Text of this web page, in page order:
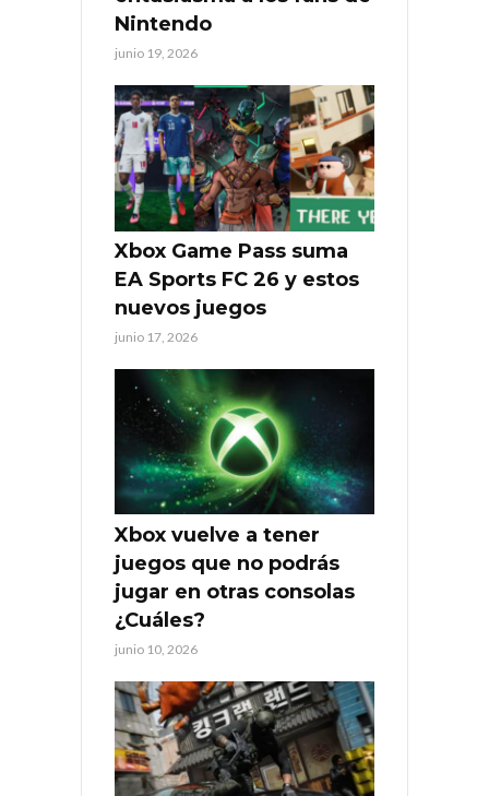
Nintendo
junio 19, 2026
Xbox Game Pass suma
EA Sports FC 26 y estos
nuevos juegos
junio 17, 2026
Xbox vuelve a tener
juegos que no podrás
jugar en otras consolas
¿Cuáles?
junio 10, 2026